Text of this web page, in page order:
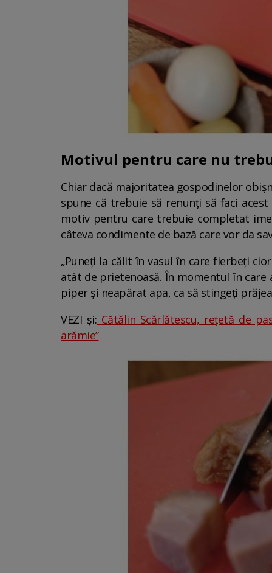
Motivul pentru care nu
Chiar dacă majoritatea gospodinelor
spune că trebuie să renunți să faci
motiv pentru care trebuie completat
câteva condimente de bază care vor da
„Puneți la călit în vasul în care fierbeți
atât de prietenoasă. În momentul în
piper și neapărat apa, ca să stingeți
VEZI și: Cătălin Scărlătescu, rețetă de
arămie”